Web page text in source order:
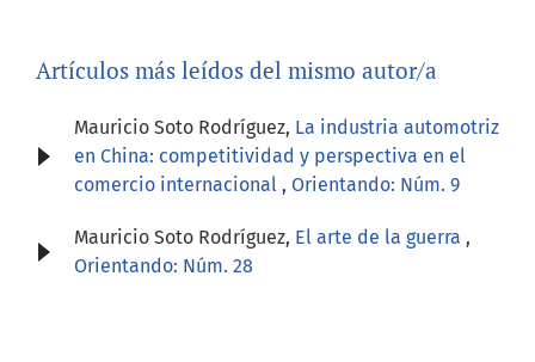
Artículos más leídos del mismo autor/a
Mauricio Soto Rodríguez, La industria automotriz
en China: competitividad y perspectiva en el
comercio internacional , Orientando: Núm. 9
Mauricio Soto Rodríguez, El arte de la guerra ,
Orientando: Núm. 28